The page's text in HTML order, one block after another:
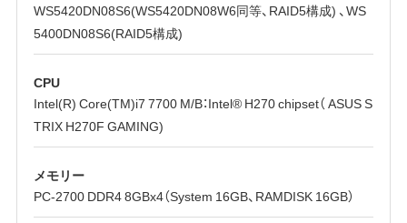
WS5420DN08S6(WS5420DN08W6同等、RAID5構成) 、WS
5400DN08S6(RAID5構成)
CPU
Intel(R) Core(TM)i7 7700 M/B：Intel® H270 chipset（ ASUS S
TRIX H270F GAMING)
メモリー
PC-2700 DDR4 8GBx4（System 16GB、RAMDISK 16GB）